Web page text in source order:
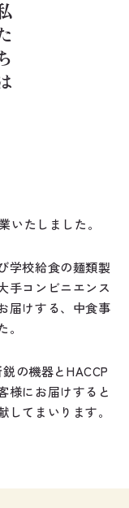
は
いたしました。
学校給食の麺類製
手コンビニエンス
けする、 中食事
鋭の機器とHACCP
様にお届けすると
してまいります。